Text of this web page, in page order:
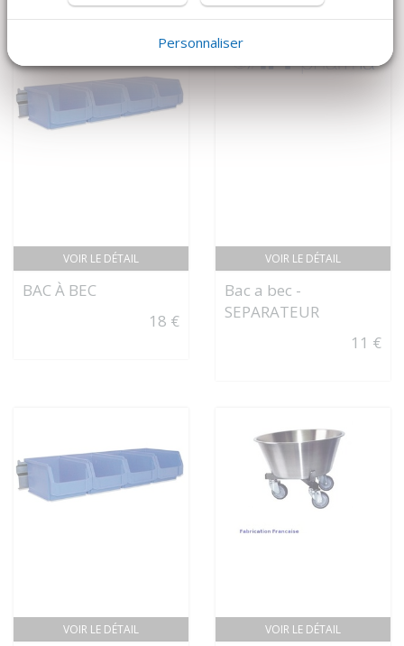
VOIR LE DÉTAIL
BAC À BEC
18 €
VOIR LE DÉTAIL
Bac a bec -
SEPARATEUR
11 €
VOIR LE DÉTAIL VOIR LE DÉTAIL
Personnaliser